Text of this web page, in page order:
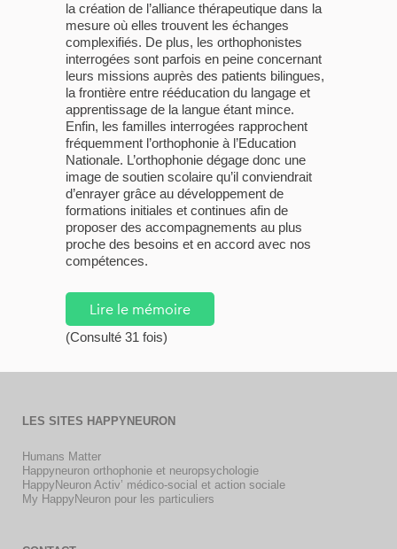
la création de l’alliance thérapeutique dans la
mesure où elles trouvent les échanges
complexifiés. De plus, les orthophonistes
interrogées sont parfois en peine concernant
leurs missions auprès des patients bilingues,
la frontière entre rééducation du langage et
apprentissage de la langue étant mince.
Enfin, les familles interrogées rapprochent
fréquemment l’orthophonie à l’Education
Nationale. L’orthophonie dégage donc une
image de soutien scolaire qu’il conviendrait
d’enrayer grâce au développement de
formations initiales et continues afin de
proposer des accompagnements au plus
proche des besoins et en accord avec nos
compétences.
Lire le mémoire
(Consulté 31 fois)
LES SITES HAPPYNEURON
Humans Matter
Happyneuron orthophonie et neuropsychologie
HappyNeuron Activ’ médico-social et action sociale
My HappyNeuron pour les particuliers